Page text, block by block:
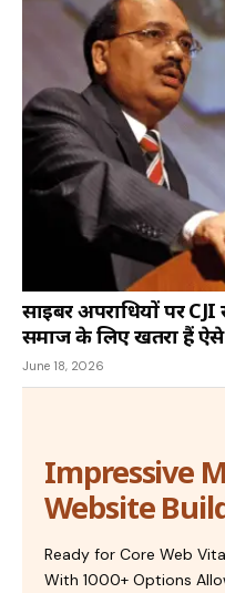
साइबर अपराधियों पर
समाज के लिए खतरा हैं
June 18, 2026
Impressive
Website
Ready for Core Web
With 1000+ Options